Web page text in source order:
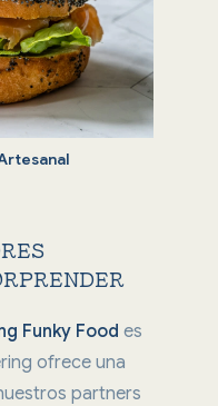
Funky Food es
ofrece una
partners